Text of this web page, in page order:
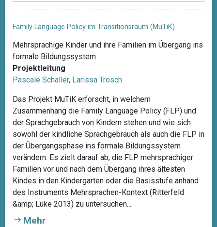
Family Language Policy im Transitionsraum (MuTiK)
Mehrsprachige Kinder und ihre Familien im Übergang ins
formale Bildungssystem
Projektleitung
Pascale Schaller, Larissa Trösch
Das Projekt MuTiK erforscht, in welchem
Zusammenhang die Family Language Policy (FLP) und
der Sprachgebrauch von Kindern stehen und wie sich
sowohl der kindliche Sprachgebrauch als auch die FLP in
der Übergangsphase ins formale Bildungssystem
verändern. Es zielt darauf ab, die FLP mehrsprachiger
Familien vor und nach dem Übergang ihres ältesten
Kindes in den Kindergarten oder die Basisstufe anhand
des Instruments Mehrsprachen-Kontext (Ritterfeld
&amp; Lüke 2013) zu untersuchen....
Mehr